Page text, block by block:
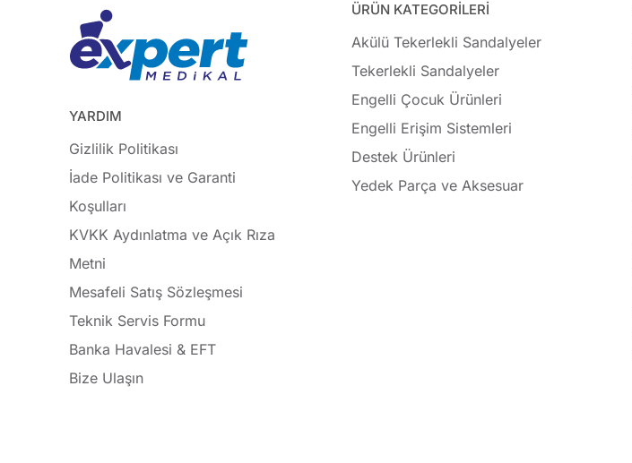
YARDIM
Gizlilik Politikası
İade Politikası ve Garanti
Koşulları
KVKK Aydınlatma ve Açık Rıza
Metni
Mesafeli Satış Sözleşmesi
Teknik Servis Formu
Banka Havalesi & EFT
Bize Ulaşın
ÜRÜN KATEGORİLERİ
Akülü Tekerlekli Sandalyeler
Tekerlekli Sandalyeler
Engelli Çocuk Ürünleri
Engelli Erişim Sistemleri
Destek Ürünleri
Yedek Parça ve Aksesuar